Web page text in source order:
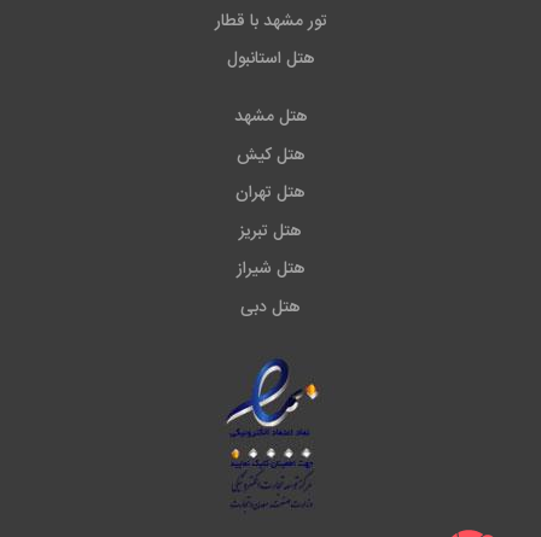
تور مشهد با قطار
هتل استانبول
هتل مشهد
هتل کیش
هتل تهران
هتل تبریز
هتل شیراز
هتل دبی